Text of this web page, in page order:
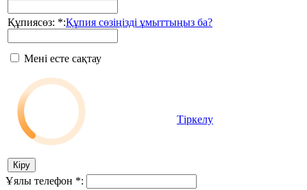
Құпиясөз: *:Құпия сөзіңізді ұмыттыңыз ба?
Мені есте сақтау
Тіркелу
Ұялы телефон *: